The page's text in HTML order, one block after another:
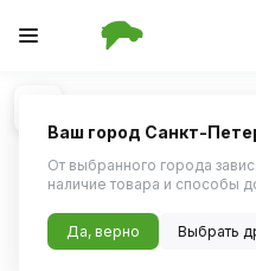
1/4
Щетка
бескаркасная
переходников
Ваш город Санкт-
От выбранного города
наличие товара и способы
Да, верно Выбрать